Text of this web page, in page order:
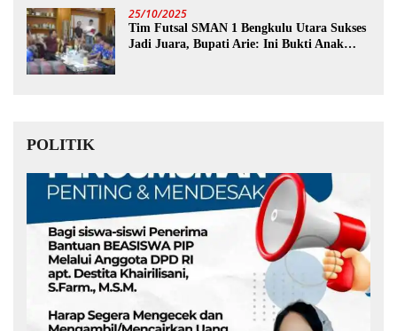
25/10/2025
Tim Futsal SMAN 1 Bengkulu Utara Sukses
Jadi Juara, Bupati Arie: Ini Bukti Anak
POLITIK